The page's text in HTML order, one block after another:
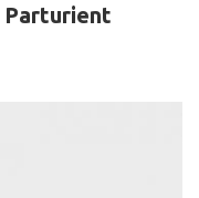
Parturient